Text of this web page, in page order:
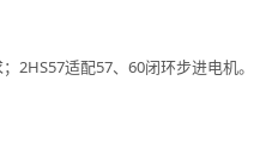
2HS57适配57、60闭环步进电机。